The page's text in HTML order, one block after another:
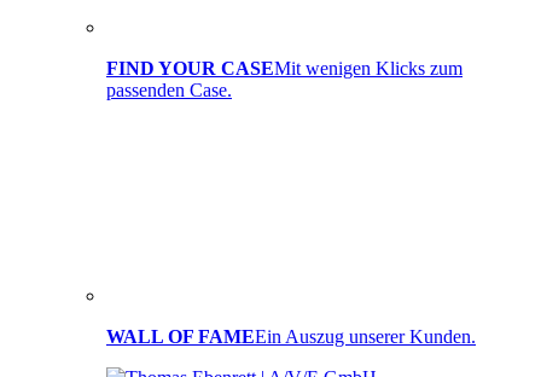
FIND YOUR CASEMit wenigen Klicks zum
passenden Case.
WALL OF FAMEEin Auszug unserer Kunden.